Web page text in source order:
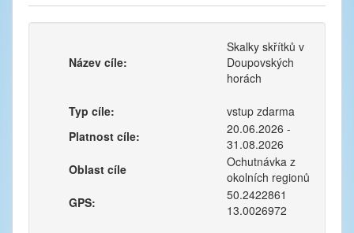
Název cíle:
Skalky skřítků v
Doupovských
horách
Typ cíle:
vstup zdarma
Platnost cíle:
20.06.2026 -
31.08.2026
Oblast cíle
Ochutnávka z
okolních regionů
GPS:
50.2422861
13.0026972